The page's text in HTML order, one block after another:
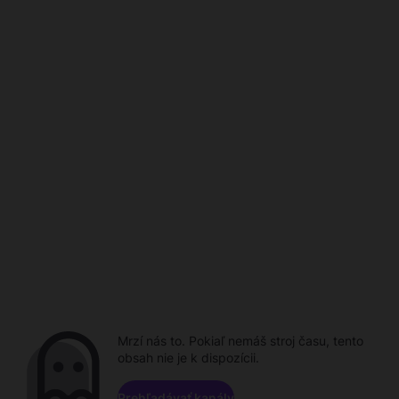
Mrzí nás to. Pokiaľ nemáš stroj času, tento
obsah nie je k dispozícii.